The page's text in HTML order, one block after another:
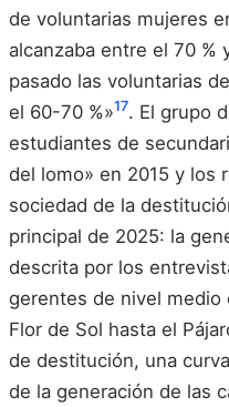
de voluntarias mujeres
alcanzaba entre el 70 %
pasado las voluntarias
el 60-70 %»17. El grupo
estudiantes de
del lomo» en 2015 y los
sociedad de la
principal de 2025: la
descrita por los
gerentes de nivel
Flor de Sol hasta el
de destitución, una
de la generación de las